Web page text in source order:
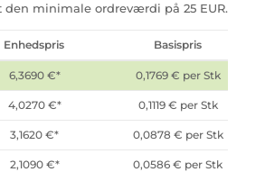
minimale ordreværdi på 25 EUR.
Enhedspris Basispris
6,3690 €* 0,1769 € per Stk
4,0270 €* 0,1119 € per Stk
3,1620 €* 0,0878 € per Stk
2,1090 €* 0,0586 € per Stk